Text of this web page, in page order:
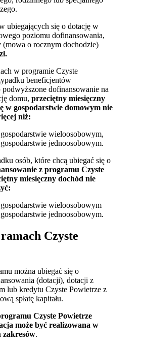
ubiegających się o dotację w
poziomu dofinansowania,
o rocznym dochodzie)
w programie Czyste
beneficjentów
dofinansowanie na
domu,przeciętny miesięczny
w gospodarstwie domowym nie
niż:
wieloosobowym,
jednoosobowym.
osób, które chcą ubiegać się o
z programu Czyste
miesięczny dochód nie
wieloosobowym
jednoosobowym.
Czyste
można ubiegać się o
(dotacji), dotacji z
lub kredytu Czyste Powietrze z
spłatę kapitału.
Czyste Powietrze
może być realizowana w
zakresów.